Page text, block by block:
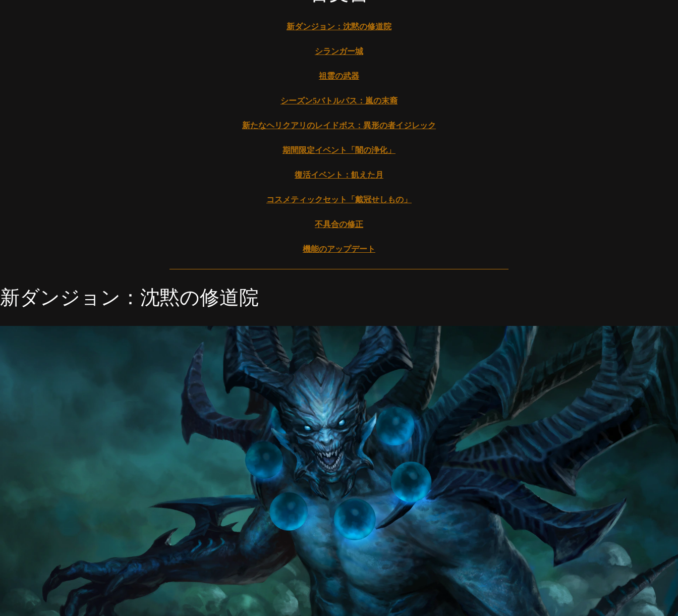
新ダンジョン：沈黙の修道院
シランガー城
祖霊の武器
シーズン5バトルパス：嵐の末裔
新たなヘリクアリのレイドボス：異形の者イジレック
期間限定イベント「闇の浄化」
復活イベント：飢えた月
コスメティックセット「戴冠せしもの」
不具合の修正
機能のアップデート
新ダンジョン：沈黙の修道院